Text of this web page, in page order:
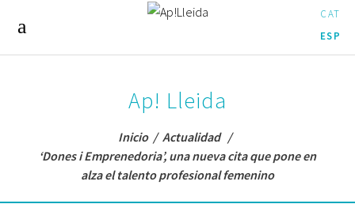
CAT
ESP
Ap! Lleida
Inicio/ Actualidad /
‘Dones i Emprenedoria’, una nueva cita que pone en
alza el talento profesional femenino